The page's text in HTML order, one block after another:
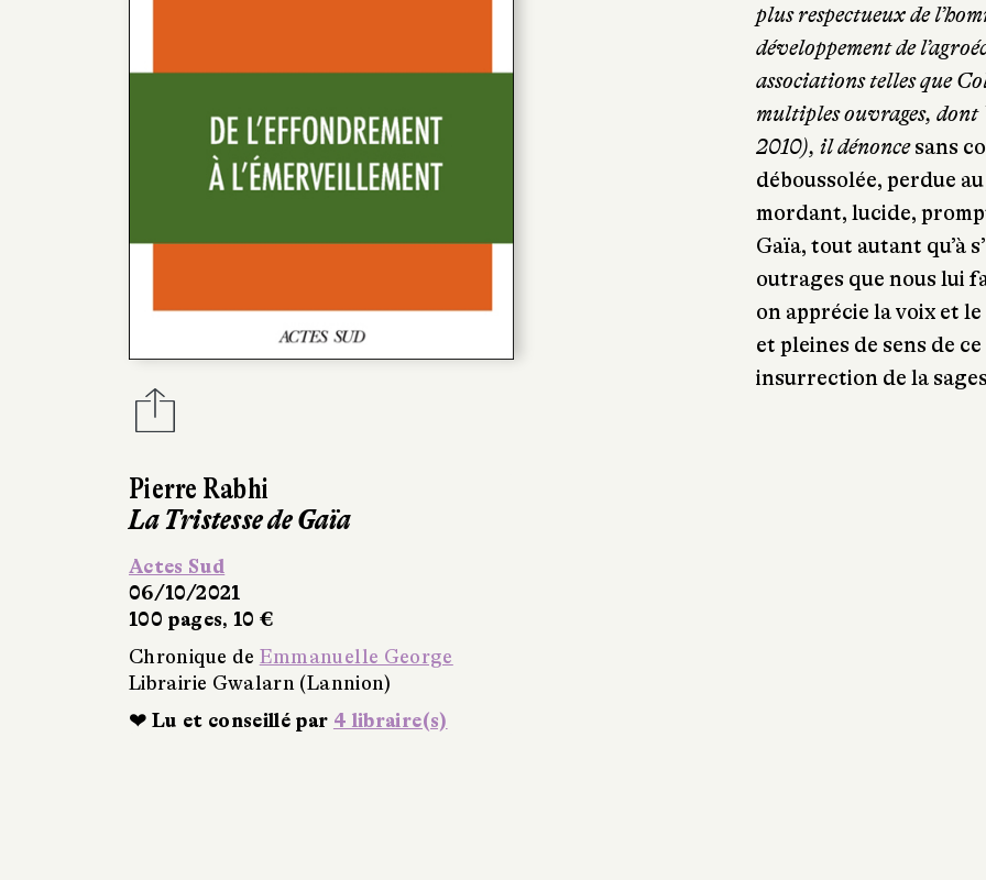
Pierre Rabhi
La Tristesse de Gaïa
Actes Sud
06/10/2021
100 pages, 10 €
Chronique de Emmanuelle George
Librairie Gwalarn (Lannion)
❤ Lu et conseillé par 4 libraire(s)
plus respectueux de
développement de
associations telles que
multiples ouvrages, dont
2010), il dénoncesans
déboussolée, perdue
mordant, lucide,
Gaïa, tout autant qu’à
outrages que nous lui
on apprécie la voix et
et pleines de sens de
insurrection de la